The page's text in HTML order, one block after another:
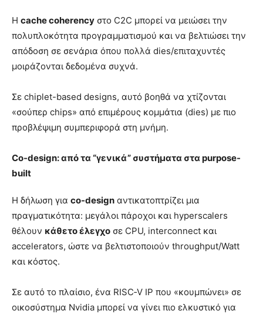
Η cache coherency στο C2C μπορεί να μειώσει την
πολυπλοκότητα προγραμματισμού και να βελτιώσει την
απόδοση σε σενάρια όπου πολλά dies/επιταχυντές
μοιράζονται δεδομένα συχνά.
Σε chiplet-based designs, αυτό βοηθά να χτίζονται
«σούπερ chips» από επιμέρους κομμάτια (dies) με πιο
προβλέψιμη συμπεριφορά στη μνήμη.
Co-design: από τα “γενικά” συστήματα στα purpose-
built
Η δήλωση για co-design αντικατοπτρίζει μια
πραγματικότητα: μεγάλοι πάροχοι και hyperscalers
θέλουν κάθετο έλεγχο σε CPU, interconnect και
accelerators, ώστε να βελτιστοποιούν throughput/Watt
και κόστος.
Σε αυτό το πλαίσιο, ένα RISC‑V IP που «κουμπώνει» σε
οικοσύστημα Nvidia μπορεί να γίνει πιο ελκυστικό για